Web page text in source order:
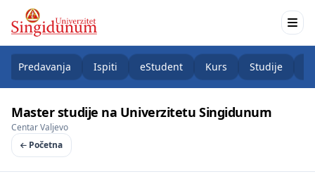
Predavanja Ispiti eStudent Kurs Studije
Master studije na Univerzitetu Singidunum
Centar Valjevo
Početna